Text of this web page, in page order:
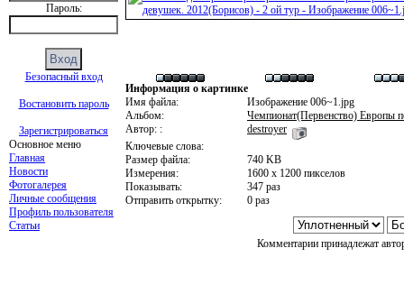
Пароль:
Безопасный вход
Востановить пароль
Зарегистрироваться
Основное меню
Главная
Новости
Фотогалерея
Личные сообщения
Профиль пользователя
Статьи
Информация о картинке
Имя файла:
Изображение 006~1.jpg
Альбом:
Чемпионат(Первенство) Европы
Автор: :
destroyer
Ключевые слова:
Размер файла:
740 KB
Измерения:
1600 x 1200 пикселов
Показывать:
347 раз
Отправить открытку:
0 раз
Комментарии принадлежат